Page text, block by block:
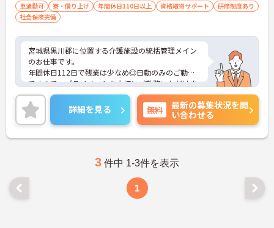
車通勤可 寮・借り上げ 年間休日110日以上 資格取得サポート
研修制度あり
社会保険完備
宮城県黒川郡に位置する介護施設の統括管理メイン
のお仕事です。
年間休日112日で残業は少なめ◎日勤のみのご勤務
ですので、プライベートを大切にご勤務いただけま
す。
ご興味ある方には、面接対策ポイントなど、さらに
詳細をお話しいたしますのでお気軽にご相談くださ
い！
詳細を見る 無料
最新の募集状況を問
い合わせる
3 件中 1-3件を表示
1